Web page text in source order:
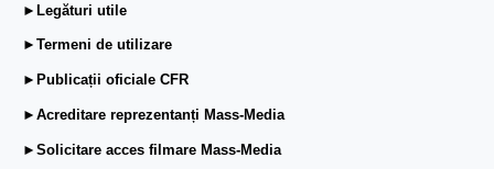
►Legături utile
►Termeni de utilizare
►Publicații oficiale CFR
►Acreditare reprezentanți Mass-Media
►Solicitare acces filmare Mass-Media